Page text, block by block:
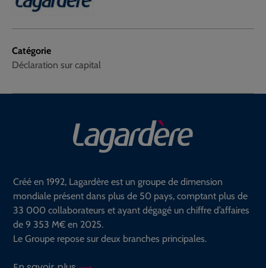
Catégorie
Déclaration sur capital
Créé en 1992, Lagardère est un groupe de dimension
mondiale présent dans plus de 50 pays, comptant plus de
33 000 collaborateurs et ayant dégagé un chiffre d’affaires
de 9 353 M€ en 2025.
Le Groupe repose sur deux branches principales.